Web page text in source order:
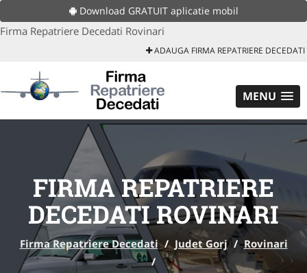
Download GRATUIT aplicatie mobil
Firma Repatriere Decedati Rovinari
ADAUGA FIRMA REPATRIERE DECEDATI
MENU
FIRMA REPATRIERE
DECEDATI ROVINARI
Firma Repatriere Decedati / Judet Gorj / Rovinari
/